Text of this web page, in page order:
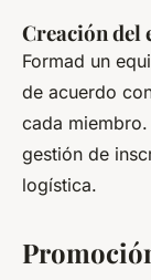
Creación del
Formad un
de acuerdo
cada
gestión de
logística.